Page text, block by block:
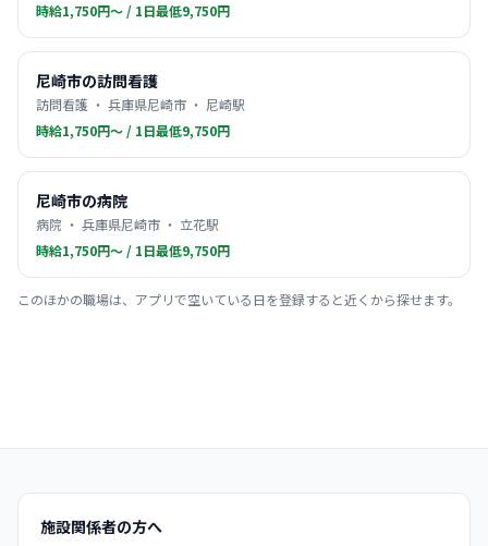
時給1,750円〜 / 1日最低9,750円
尼崎市の訪問看護
訪問看護 ・ 兵庫県尼崎市 ・ 尼崎駅
時給1,750円〜 / 1日最低9,750円
尼崎市の病院
病院 ・ 兵庫県尼崎市 ・ 立花駅
時給1,750円〜 / 1日最低9,750円
このほかの職場は、アプリで空いている日を登録すると近くから探せます。
施設関係者の方へ